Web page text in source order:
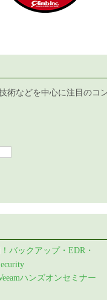
術などを中心に注目のコ
バックアップ・EDR・
ハンズオンセミナー